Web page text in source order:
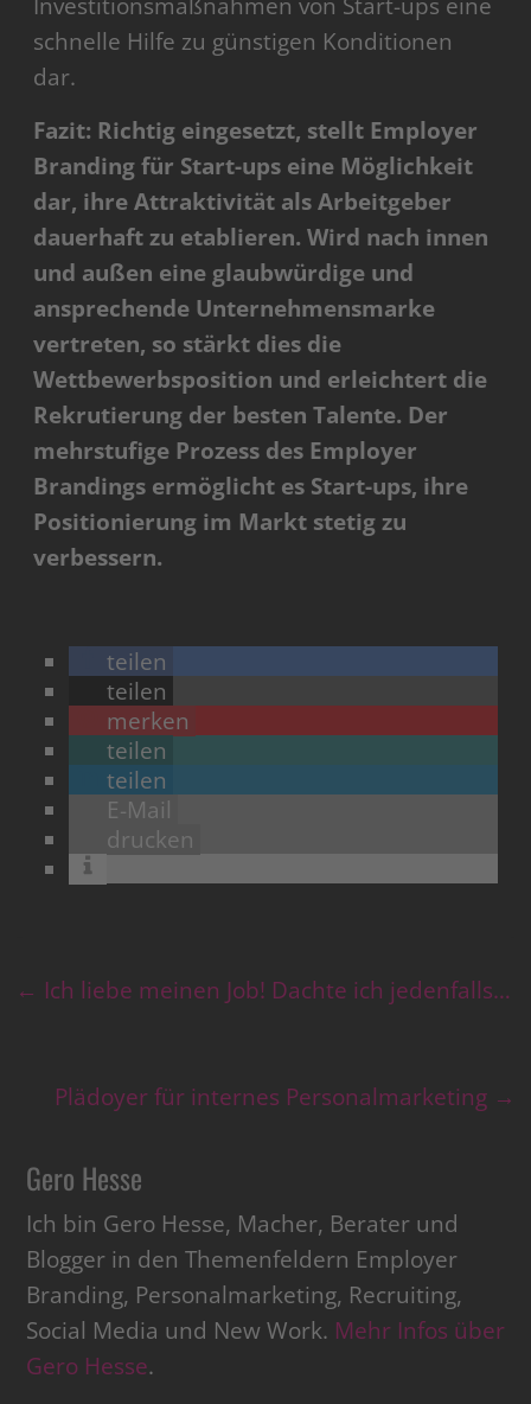
Investitionsmaßnahmen von Start-ups eine
schnelle Hilfe zu günstigen Konditionen
dar.
Fazit: Richtig eingesetzt, stellt Employer
Branding für Start-ups eine Möglichkeit
dar, ihre Attraktivität als Arbeitgeber
dauerhaft zu etablieren. Wird nach innen
und außen eine glaubwürdige und
ansprechende Unternehmensmarke
vertreten, so stärkt dies die
Wettbewerbsposition und erleichtert die
Rekrutierung der besten Talente. Der
mehrstufige Prozess des Employer
Brandings ermöglicht es Start-ups, ihre
Positionierung im Markt stetig zu
verbessern.
teilen
teilen
merken
teilen
teilen
E-Mail
drucken
← Ich liebe meinen Job! Dachte ich jedenfalls…
Plädoyer für internes Personalmarketing →
Gero Hesse
Ich bin Gero Hesse, Macher, Berater und
Blogger in den Themenfeldern Employer
Branding, Personalmarketing, Recruiting,
Social Media und New Work. Mehr Infos über
Gero Hesse.